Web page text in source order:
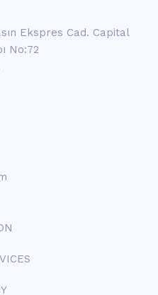
Ekspres Cad. Capital
No:72